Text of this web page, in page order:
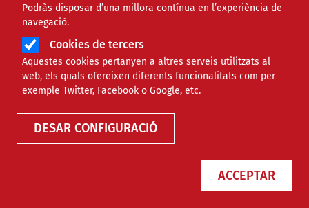
Podràs disposar d’una millora contínua en l’experiència de
navegació.
Cookies de tercers
Aquestes cookies pertanyen a altres serveis utilitzats al
web, els quals ofereixen diferents funcionalitats com per
exemple Twitter, Facebook o Google, etc.
DESAR CONFIGURACIÓ
ACCEPTAR
Comparteix
F
X Compartir en altres xarxes socials
23/12/2024